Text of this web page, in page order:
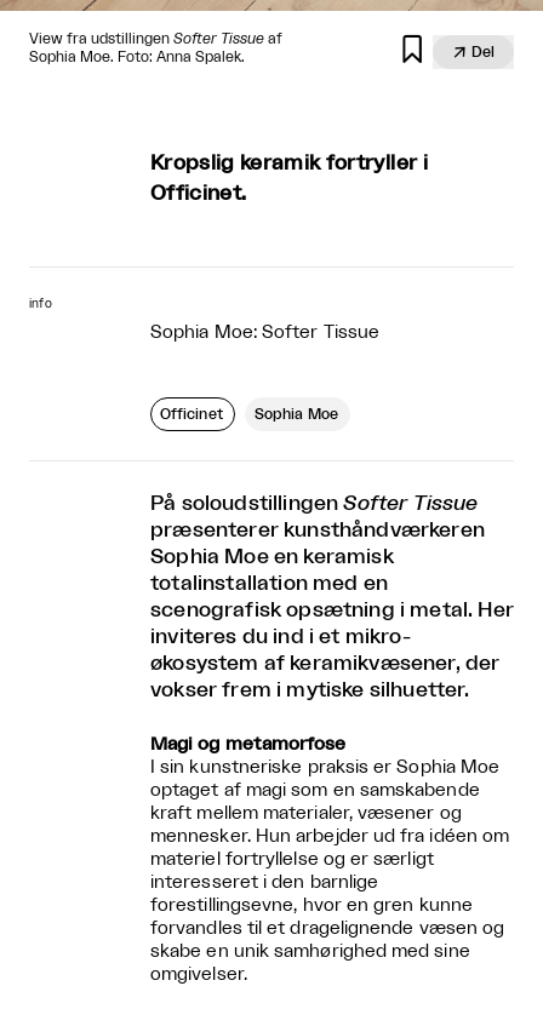
View fra udstillingen Softer Tissue af
Sophia Moe. Foto: Anna Spalek.
  Del
Kropslig keramik fortryller i
Officinet.
info
Sophia Moe: Softer Tissue
Officinet Sophia Moe
På soloudstillingenSofter Tissue
præsenterer kunsthåndværkeren
Sophia Moe en keramisk
totalinstallation med en
scenografisk opsætning i metal. Her
inviteres du ind i et mikro-
økosystem af keramikvæsener, der
vokser frem i mytiske silhuetter.
Magi og metamorfose
I sin kunstneriske praksis er Sophia Moe
optaget af magi som en samskabende
kraft mellem materialer, væsener og
mennesker. Hun arbejder ud fra idéen om
materiel fortryllelse og er særligt
interesseret i den barnlige
forestillingsevne, hvor en gren kunne
forvandles til et dragelignende væsen og
skabe en unik samhørighed med sine
omgivelser.